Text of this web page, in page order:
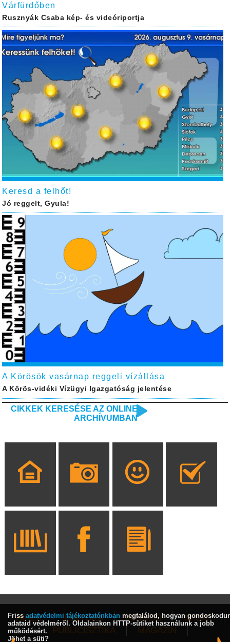
Várfürdőben
Rusznyák Csaba kép- és videóriportja
Keresd a felhőt!
Jó reggelt, Gyula!
A Körösök vasárnap reggeli vízállása
A Körös-vidéki Vízügyi Igazgatóság jelentése
CIKKEK KERESÉSE AZ ONLINE
ARCHÍVUMBAN
HÍREK KULTÚRA INTERJÚ
SPORT
PUBLICISZTIKA
MAGAZIN
Friss adatvédelmi tájékoztatónkban megtalálod, hogyan
adataid védelméről. Oldalainkon HTTP-sütiket használunk a jobb
működésért.
Jöhet a süti?